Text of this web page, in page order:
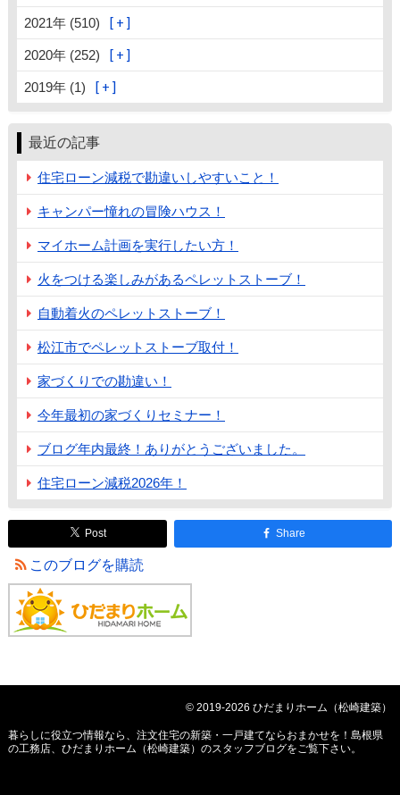
2021年 (510)
2020年 (252)
2019年 (1)
最近の記事
住宅ローン減税で勘違いしやすいこと！
キャンパー憧れの冒険ハウス！
マイホーム計画を実行したい方！
火をつける楽しみがあるペレットストーブ！
自動着火のペレットストーブ！
松江市でペレットストーブ取付！
家づくりでの勘違い！
今年最初の家づくりセミナー！
ブログ年内最終！ありがとうございました。
住宅ローン減税2026年！
Post Share
このブログを購読
© 2019-2026 ひだまりホーム（松崎建築）
暮らしに役立つ情報なら、 注文住宅の新築・一戸建てならおまかせを！島根県
の工務店、ひだまりホーム（松崎建築）のスタッフブログをご覧下さい。